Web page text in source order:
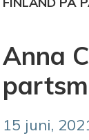
Anna
15 juni,